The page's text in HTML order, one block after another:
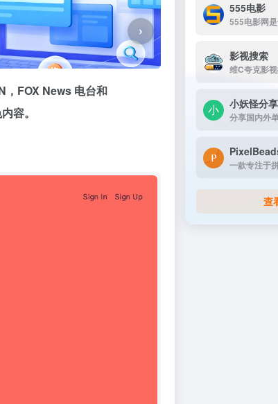
›
，FOX News 电台和
容。
555电影
影视搜索
维C夸克影
小妖怪分享
分享国内外
查